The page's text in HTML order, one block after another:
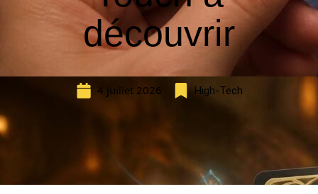
découvrir
4 juillet 2026 High-Tech